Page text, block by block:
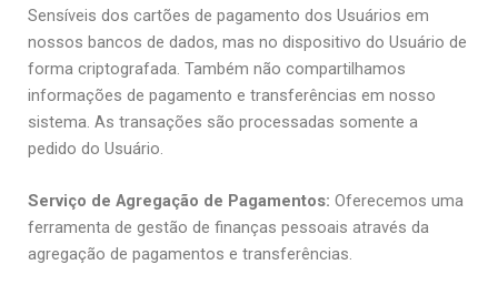
Sensíveis dos cartões de pagamento dos Usuários em
nossos bancos de dados, mas no dispositivo do Usuário de
forma criptografada. Também não compartilhamos
informações de pagamento e transferências em nosso
sistema. As transações são processadas somente a
pedido do Usuário.
Serviço de Agregação de Pagamentos: Oferecemos uma
ferramenta de gestão de finanças pessoais através da
agregação de pagamentos e transferências.